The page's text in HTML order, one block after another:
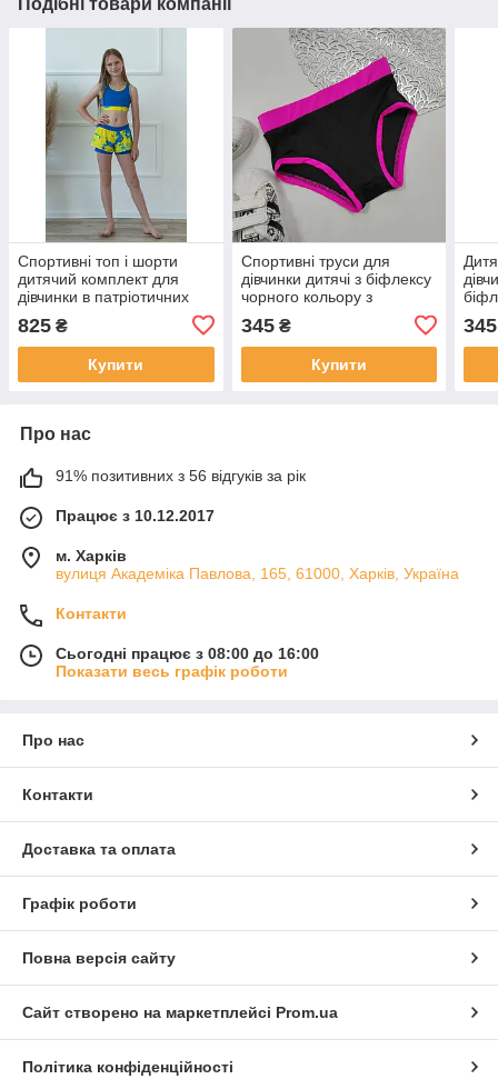
Подібні товари компанії
Спортивні топ і шорти
дитячий комплект для
дівчинки в патріотичних
Жасмин р. 26-44
825 ₴
Купити
Спортивні труси для
дівчинки дитячі з біфлексу
чорного кольору з
малиновим кантом р. 26-
44
345₴
Купити
44
345
Про нас
91% позитивних з 56 відгуків за рік
Працює з 10.12.2017
м. Харків
вулиця Академіка Павлова, 165, 61000, Харків, Україна
Контакти
Сьогодні працює з 08:00 до 16:00
Показати весь графік роботи
Про нас
Контакти
Доставка та оплата
Графік роботи
Повна версія сайту
Сайт створено на маркетплейсі Prom.ua
Політика конфіденційності